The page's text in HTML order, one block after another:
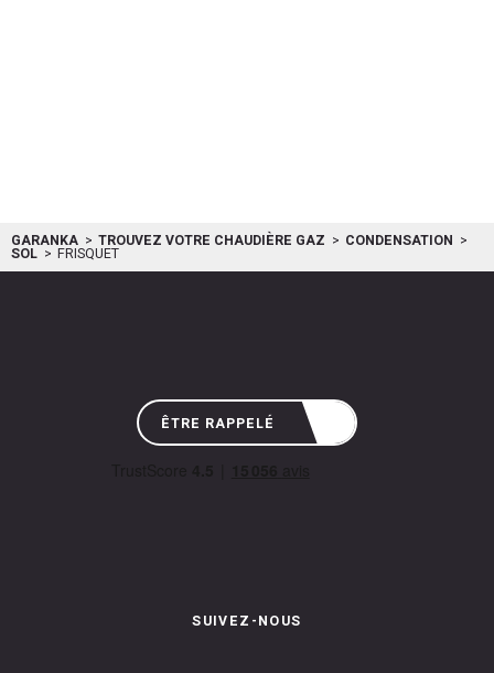
GARANKA TROUVEZ VOTRE CHAUDIÈRE GAZ CONDENSATION
SOL FRISQUET
ÊTRE RAPPELÉ
SUIVEZ-NOUS